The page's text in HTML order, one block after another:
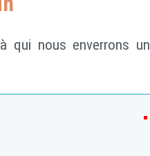
qui nous enverrons un